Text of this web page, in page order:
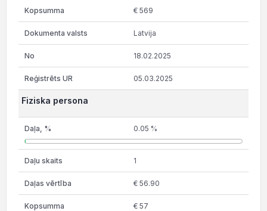
€ 569
Latvija
18.02.2025
05.03.2025
Fiziska persona
0.05 %
1
€ 56.90
€ 57